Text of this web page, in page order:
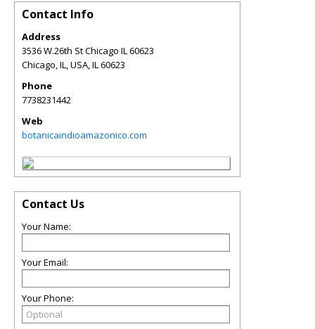
Contact Info
Address
3536 W.26th St Chicago IL 60623
Chicago, IL, USA IL 60623
Phone
7738231442
Web
botanicaindioamazonico.com
Contact Us
Your Name:
Your Email:
Your Phone: